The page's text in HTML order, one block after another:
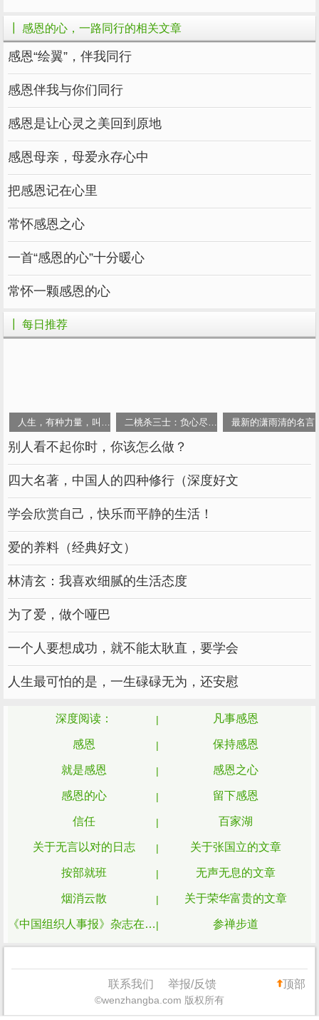
┃ 感恩的心，一路同行的相关文章
感恩“绘翼”，伴我同行
感恩伴我与你们同行
感恩是让心灵之美回到原地
感恩母亲，母爱永存心中
把感恩记在心里
常怀感恩之心
一首“感恩的心”十分暖心
常怀一颗感恩的心
┃ 每日推荐
人生，有种力量，叫信仰 二桃杀三士：负心尽是读书人！最新的潇雨清的名言
别人看不起你时，你该怎么做？
四大名著，中国人的四种修行（深度好文
学会欣赏自己，快乐而平静的生活！
爱的养料（经典好文）
林清玄：我喜欢细腻的生活态度
为了爱，做个哑巴
一个人要想成功，就不能太耿直，要学会
人生最可怕的是，一生碌碌无为，还安慰
深度阅读： 凡事感恩
感恩 保持感恩
就是感恩 感恩之心
感恩的心 留下感恩
信任 百家湖
关于无言以对的日志 关于张国立的文章
按部就班 无声无息的文章
烟消云散 关于荣华富贵的文章
《中国组织人事报》杂志在线阅读 参禅步道
沧桑的面容 诸如此类相关的文章
你当温柔却有力量杂志 小孩的童年
顶部
联系我们 举报/反馈
©wenzhangba.com 版权所有